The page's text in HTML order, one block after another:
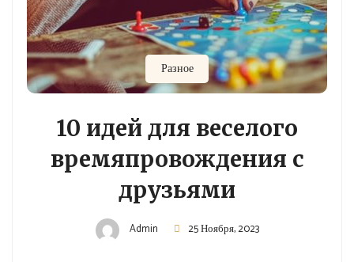
Разное
10 идей для веселого
времяпровождения с
друзьями
Admin 25 Ноября, 2023